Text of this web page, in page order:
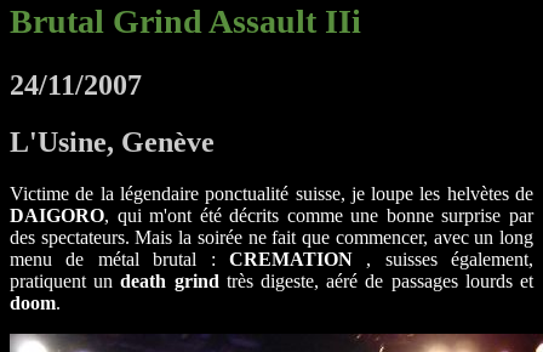
Brutal Grind Assault IIi
24/11/2007
L'Usine, Genève
Victime de la légendaire ponctualité suisse, je loupe les helvètes de
DAIGORO, qui m'ont été décrits comme une bonne surprise par
des spectateurs. Mais la soirée ne fait que commencer, avec un long
menu de métal brutal : CREMATION, suisses également,
pratiquent undeath grind très digeste, aéré de passages lourds et
doom.